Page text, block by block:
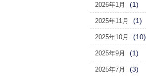
2026年1月 (1)
2025年11月 (1)
2025年10月 (10)
2025年9月 (1)
2025年7月 (3)